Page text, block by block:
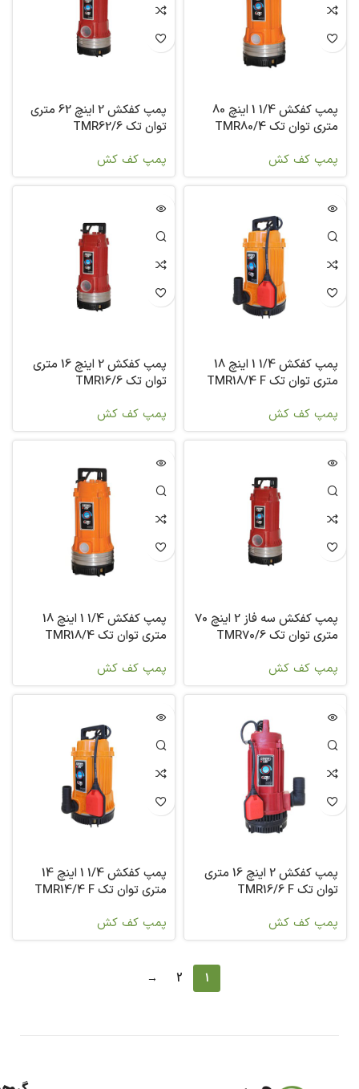
پمپ کفکش 1/4 1 اینچ 80
متری توان تک TMR80/4
پمپ کف کش
پمپ کفکش 2 اینچ 62 متری
توان تک TMR62/6
پمپ کف کش
پمپ کفکش 1/4 1 اینچ 18
متری توان تک TMR18/4 F
پمپ کف کش
پمپ کفکش 2 اینچ 16 متری
توان تک TMR16/6
پمپ کف کش
پمپ کفکش سه فاز 2 اینچ 70
متری توان تک TMR70/6
پمپ کف کش
پمپ کفکش 1/4 1 اینچ 18
متری توان تک TMR18/4
پمپ کف کش
پمپ کفکش 2 اینچ 16 متری
توان تک TMR16/6 F
پمپ کف کش
پمپ کفکش 1/4 1 اینچ 14
متری توان تک TMR14/4 F
پمپ کف کش
1
2
→